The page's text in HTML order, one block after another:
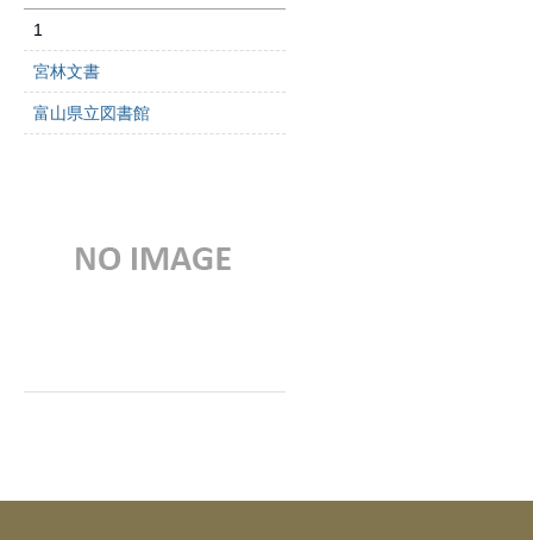
1
宮林文書
富山県立図書館